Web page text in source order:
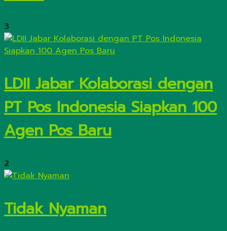
3
LDII Jabar Kolaborasi dengan
PT Pos Indonesia Siapkan 100
Agen Pos Baru
2
Tidak Nyaman